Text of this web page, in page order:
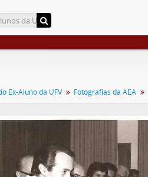
Ex-Aluno da UFV Fotografias da AEA